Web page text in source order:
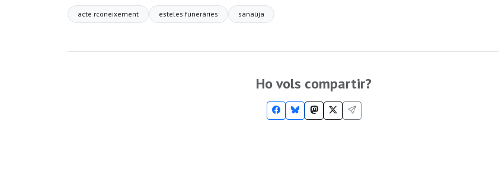
acte rconeixement esteles funeràries sanaüja
Ho vols compartir?